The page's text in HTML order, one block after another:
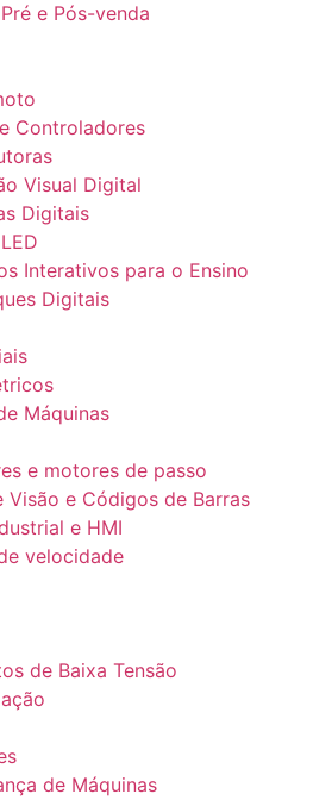
e Pós-venda
Controladores
Visual Digital
Digitais
Interativos para o Ensino
Digitais
Máquinas
e motores de passo
Visão e Códigos de Barras
e HMI
velocidade
de Baixa Tensão
de Máquinas